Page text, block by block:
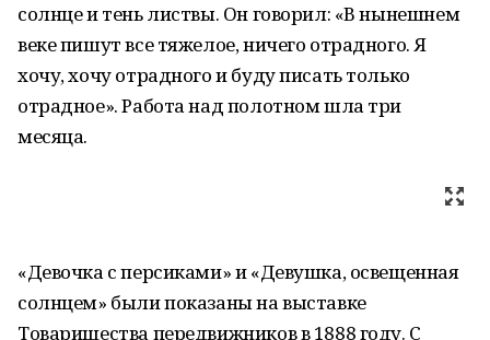
солнце и тень листвы. Он говорил: «В нынешнем
веке пишут все тяжелое, ничего отрадного. Я
хочу, хочу отрадного и буду писать только
отрадное». Работа над полотном шла три
месяца.
«Девочка с персиками» и «Девушка, освещенная
солнцем» были показаны на выставке
Товарищества передвижников в 1888 году. С